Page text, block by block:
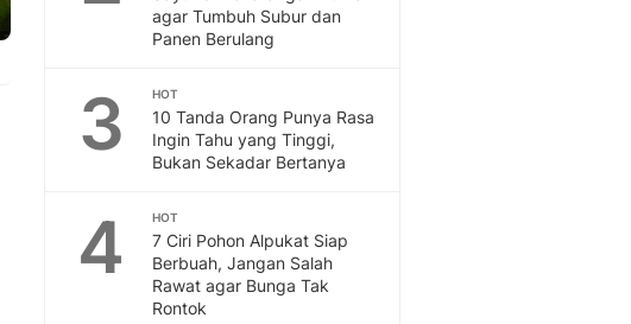
agar Tumbuh Subur dan
Panen Berulang
3 HOT
10 Tanda Orang Punya Rasa
Ingin Tahu yang Tinggi,
Bukan Sekadar Bertanya
4 HOT
7 Ciri Pohon Alpukat Siap
Berbuah, Jangan Salah
Rawat agar Bunga Tak
Rontok